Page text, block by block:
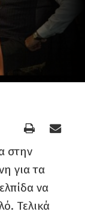
στην
για τα
να
Τελικά